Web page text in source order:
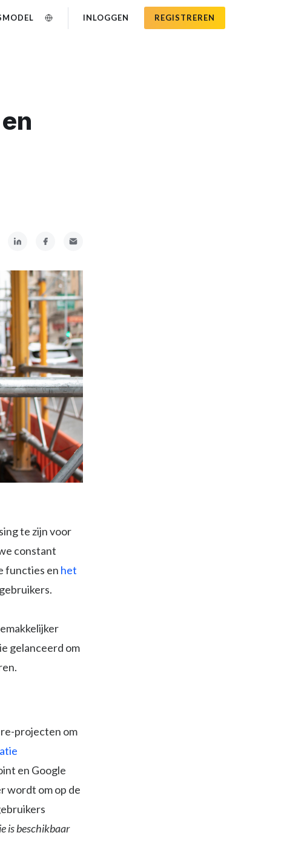
INLOGGEN REGISTREREN
te zijn voor
constant
functies en het
gelanceerd om
projecten om
en Google
wordt om op de
is beschikbaar